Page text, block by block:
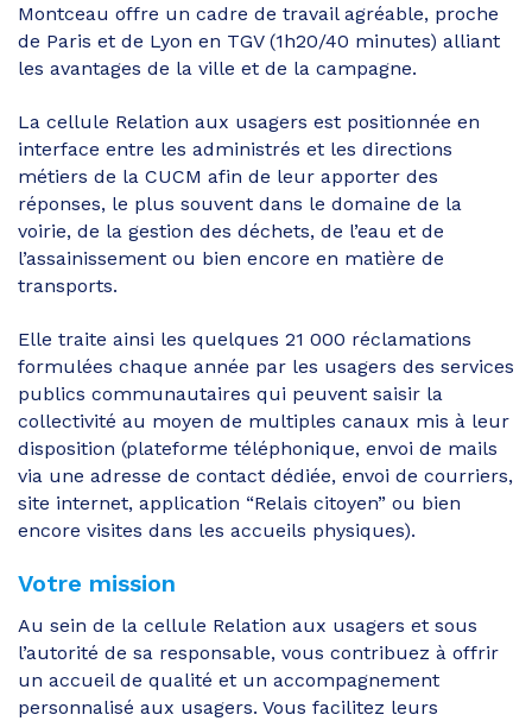
Montceau offre un cadre de travail agréable, proche
de Paris et de Lyon en TGV (1h20/40 minutes) alliant
les avantages de la ville et de la campagne.
La cellule Relation aux usagers est positionnée en
interface entre les administrés et les directions
métiers de la CUCM afin de leur apporter des
réponses, le plus souvent dans le domaine de la
voirie, de la gestion des déchets, de l’eau et de
l’assainissement ou bien encore en matière de
transports.
Elle traite ainsi les quelques 21 000 réclamations
formulées chaque année par les usagers des services
publics communautaires qui peuvent saisir la
collectivité au moyen de multiples canaux mis à leur
disposition (plateforme téléphonique, envoi de mails
via une adresse de contact dédiée, envoi de courriers,
site internet, application “Relais citoyen” ou bien
encore visites dans les accueils physiques).
Votre mission
Au sein de la cellule Relation aux usagers et sous
l’autorité de sa responsable, vous contribuez à offrir
un accueil de qualité et un accompagnement
personnalisé aux usagers. Vous facilitez leurs